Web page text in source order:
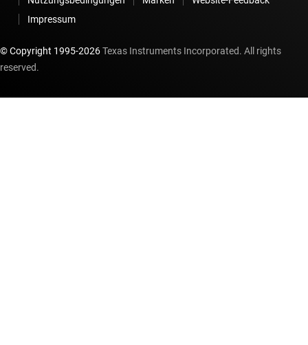
Impressum
© Copyright 1995-2026Texas Instruments Incorporated. All rights
reserved.